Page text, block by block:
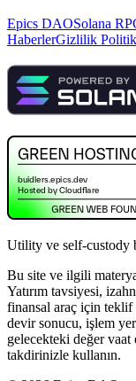
Epics DAOSolana
HaberlerGizlilik
Utility ve self-custody
Bu site ve ilgili
Yatırım tavsiyesi,
finansal araç için teklif
devir sonucu, işlem
gelecekteki değer vaat
takdirinizle kullanın.